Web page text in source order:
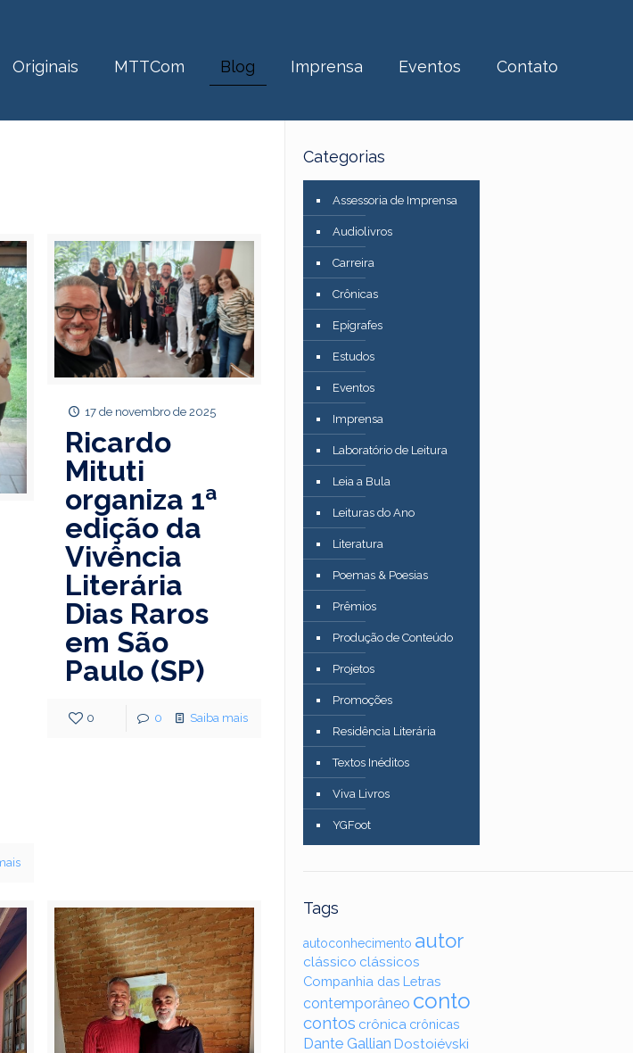
Originais MTTCom Blog Imprensa Eventos Contato
17 de novembro de 2025
Ricardo
Mituti
organiza 1ª
edição da
Vivência
Literária
Dias Raros
em São
Paulo (SP)
0 0 Saiba mais
Categorias
Assessoria de Imprensa
Audiolivros
Carreira
Crônicas
Epígrafes
Estudos
Eventos
Imprensa
Laboratório de Leitura
Leia a Bula
Leituras do Ano
Literatura
Poemas & Poesias
Prêmios
Produção de Conteúdo
Projetos
Promoções
Residência Literária
Textos Inéditos
Viva Livros
YGFoot
Tags
autoconhecimento autor
clássico clássicos
Companhia das Letras
contemporâneo conto
contos crônica crônicas
Dante Gallian Dostoiévski